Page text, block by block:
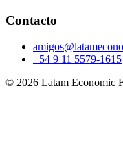
Contacto
+54 9 11 5579-1615
© 2026 Latam Economic